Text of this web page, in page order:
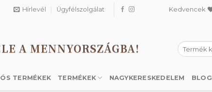
Hírlevél Ügyfélszolgálat Kedvencek
A MENNYORSZÁGBA!
Keresés
a
TERMÉKEK TERMÉKEK NAGYKERESKEDELEM BLOG